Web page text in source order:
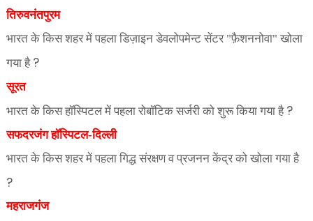
तिरुवनंतपुरम
भारत के किस शहर में पहला डिज़ाइन डेवलोपमेन्ट सेंटर "फ़ैशननोवा" खोला
गया है ?
सूरत
भारत के किस हॉस्पिटल में पहला रोबॉटिक सर्जरी को शुरू किया गया है ?
सफदरजंग हॉस्पिटल-दिल्ली
भारत के किस शहर में पहला गिद्ध संरक्षण व प्रजनन केंद्र को खोला गया है
?
महराजगंज